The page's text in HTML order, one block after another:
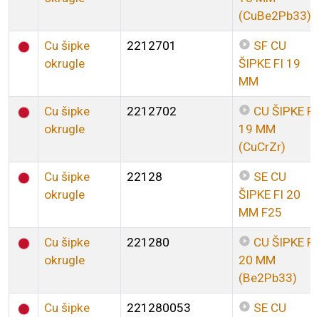
(CuBe2Pb33)
Cu šipke
okrugle
2212701
SF CU
ŠIPKE FI 19
MM
Cu šipke
okrugle
2212702
CU ŠIPKE FI
19 MM
(CuCrZr)
Cu šipke
okrugle
22128
SE CU
ŠIPKE FI 20
MM F25
Cu šipke
okrugle
221280
CU ŠIPKE FI
20 MM
(Be2Pb33)
Cu šipke 221280053 SE CU